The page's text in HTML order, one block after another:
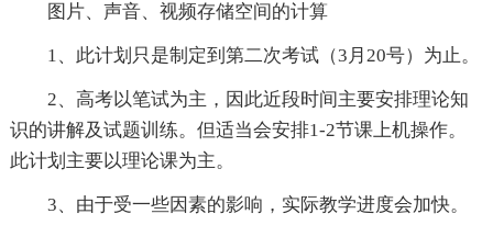
图片、声音、视频存储空间的计算
1、此计划只是制定到第二次考试（3月20号）为止。
2、高考以笔试为主，因此近段时间主要安排理论知
识的讲解及试题训练。但适当会安排1-2节课上机操作。
此计划主要以理论课为主。
3、由于受一些因素的影响，实际教学进度会加快。